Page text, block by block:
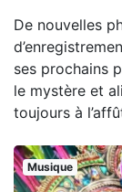
De nouvelles
ses prochains
le mystère et
toujours à
Musique